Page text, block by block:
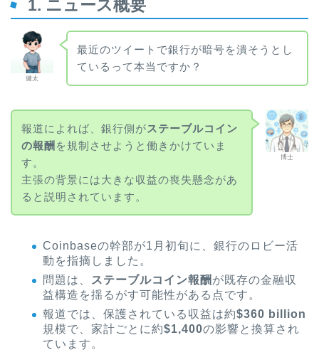
1. ニュース概要
健太
最近のツイートで銀行が暗号を潰そうとし
ているって本当ですか？
博士
報道によれば、銀行側がステーブルコイン
の報酬 を規制させようと働きかけていま
す。
主張の背景には大きな収益の喪失懸念があ
ると説明されています。
Coinbaseの幹部が1月初旬に、銀行のロビー活
動を指摘しました。
問題は、
ステーブルコイン報酬 が既存の金融収
益構造を揺るがす可能性がある点です。
報道では、保護されている収益は約$360 billion
規模で、家計ごとに約$1,400の影響と換算され
ています。